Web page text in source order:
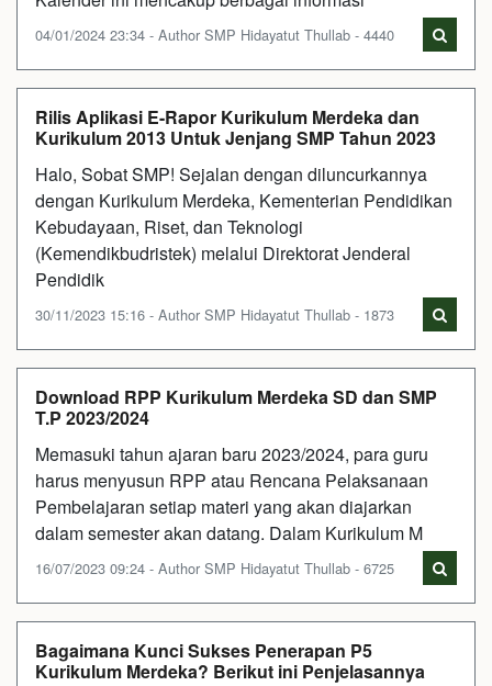
04/01/2024 23:34 - Author SMP Hidayatut Thullab - 4440
Rilis Aplikasi E-Rapor Kurikulum Merdeka dan
Kurikulum 2013 Untuk Jenjang SMP Tahun 2023
Halo, Sobat SMP! Sejalan dengan diluncurkannya
dengan Kurikulum Merdeka, Kementerian Pendidikan
Kebudayaan, Riset, dan Teknologi
(Kemendikbudristek) melalui Direktorat Jenderal
Pendidik
30/11/2023 15:16 - Author SMP Hidayatut Thullab - 1873
Download RPP Kurikulum Merdeka SD dan SMP
T.P 2023/2024
Memasuki tahun ajaran baru 2023/2024, para guru
harus menyusun RPP atau Rencana Pelaksanaan
Pembelajaran setiap materi yang akan diajarkan
dalam semester akan datang. Dalam Kurikulum M
16/07/2023 09:24 - Author SMP Hidayatut Thullab - 6725
Bagaimana Kunci Sukses Penerapan P5
Kurikulum Merdeka? Berikut ini Penjelasannya